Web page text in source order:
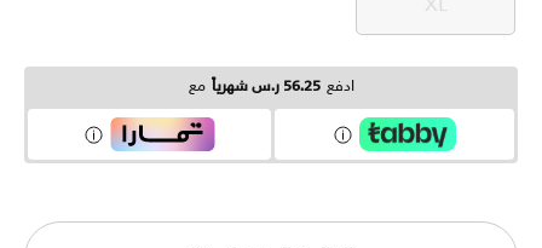
XL
ادفع 56.25 ر.س شهرياً مع